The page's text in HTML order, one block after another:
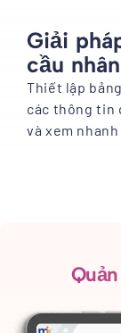
Giải
cầu
Thiết lập
các thông tin
và xem